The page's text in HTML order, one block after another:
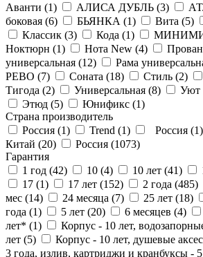
Аванти (1) АЛИСА ДУБЛЬ (3)
боковая (6) БЬЯНКА (1) Вита (5)
Классик (3) Кода (1)
Ноктюрн (1) Нота New (4)
универсальная (12) Рама
РЕВО (7) Соната (18) Стиль (2)
Тигода (2) Универсальная (8) Уют
Этюд (5) Юнификс (1)
Страна производитель
Россия (1) Trend (1) Россия (1)
Китай (20) Россия (1073)
Гарантия
1 год (42) 10 (4) 10 лет (41)
17 (1) 17 лет (152) 2 года (485)
мес (14) 24 месяца (7) 25 лет (18)
года (1) 5 лет (20) 6 месяцев (4)
лет* (1)
Корпус - 10 лет,
лет (5)
Корпус - 10 лет, душевые
3 года, излив, картриджи и кранбуксы -